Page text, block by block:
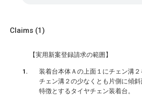
Claims (1)
【実用新案登録請求の範囲】
装着台本体Ａの上面１にチェン溝
チェン溝２の少なくとも片側に傾
特徴とするタイヤチェン装着台。